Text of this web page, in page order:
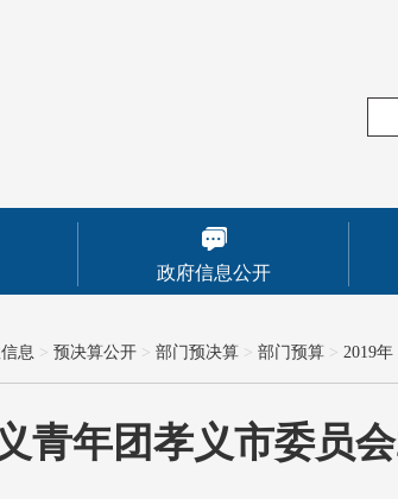
政府信息公开
息 > 预决算公开 > 部门预决算 > 部门预算 > 2019年
青年团孝义市委员